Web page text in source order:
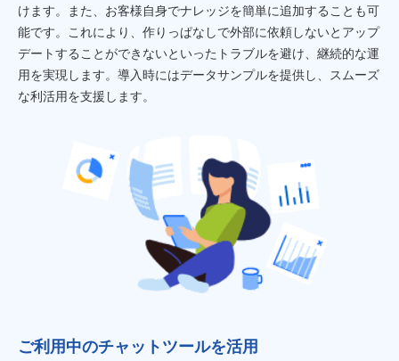
けます。また、お客様自身でナレッジを簡単に追加することも可
能です。これにより、作りっぱなしで外部に依頼しないとアップ
デートすることができないといったトラブルを避け、継続的な運
用を実現します。導入時にはデータサンプルを提供し、スムーズ
な利活用を支援します。
ご利用中のチャットツールを活用